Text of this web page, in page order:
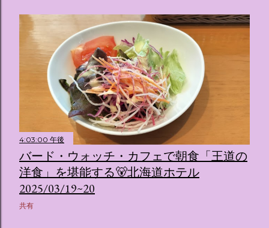
4:03:00 午後
バード・ウォッチ・カフェで朝食「王道の
洋食」を堪能する🐻北海道ホテル
2025/03/19~20
共有